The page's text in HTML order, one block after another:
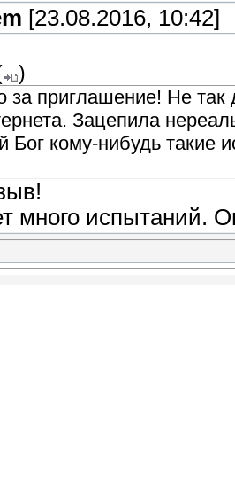
[23.08.2016, 10:42]
)
за приглашение! Не
Зацепила
кому-нибудь такие
много испытаний.